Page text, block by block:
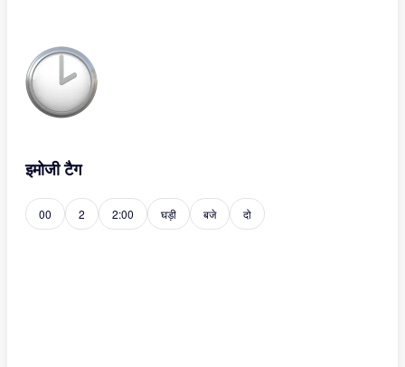
इमोजी टैग
00 2 2:00 घड़ी बजे दो